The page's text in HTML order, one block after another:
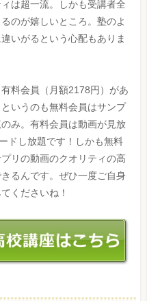
は超一流。しかも受講者全
のが嬉しいところ。塾のよ
いがるという心配もありま
料会員（月額2178円）があ
いうのも無料会員はサンプ
み。有料会員は動画が見放
ドし放題です！しかも無料
リの動画のクオリティの高
るんです。ぜひ一度ご自身
くださいね！